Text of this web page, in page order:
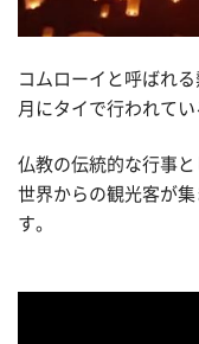
コムローイと呼ばれ
月にタイで行われて
仏教の伝統的な行事
世界からの観光客が
す。